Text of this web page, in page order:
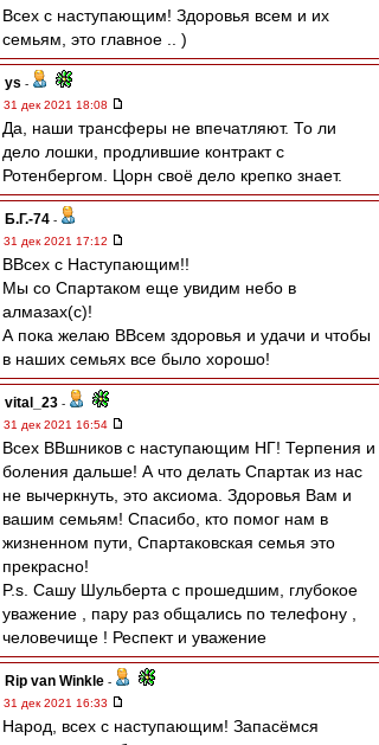
Всех с наступающим! Здоровья всем и их
семьям, это главное .. )
ys -
31 дек 2021 18:08
Да, наши трансферы не впечатляют. То ли
дело лошки, продлившие контракт с
Ротенбергом. Цорн своё дело крепко знает.
Б.Г.-74 -
31 дек 2021 17:12
ВВсех с Наступающим!!
Мы со Спартаком еще увидим небо в
алмазах(с)!
А пока желаю ВВсем здоровья и удачи и чтобы
в наших семьях все было хорошо!
vital_23 -
31 дек 2021 16:54
Всех ВВшников с наступающим НГ! Терпения и
боления дальше! А что делать Спартак из нас
не вычеркнуть, это аксиома. Здоровья Вам и
вашим семьям! Спасибо, кто помог нам в
жизненном пути, Спартаковская семья это
прекрасно!
P.s. Сашу Шульберта с прошедшим, глубокое
уважение , пару раз общались по телефону ,
человечище ! Респект и уважение
Rip van Winkle -
31 дек 2021 16:33
Народ, всех с наступающим! Запасёмся